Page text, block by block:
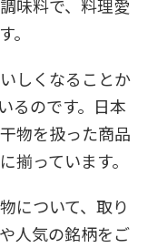
味料で、料理愛
。
しくなることか
るのです。日本
物を扱った商品
揃っています。
について、取り
人気の銘柄をご